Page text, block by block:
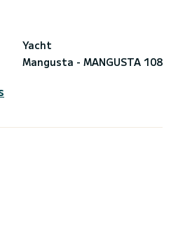
Yacht
Mangusta - MANGUSTA 108